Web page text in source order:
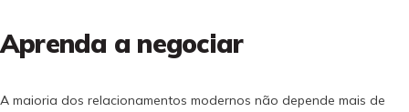
Aprenda a negociar
A maioria dos relacionamentos modernos não depende mais de